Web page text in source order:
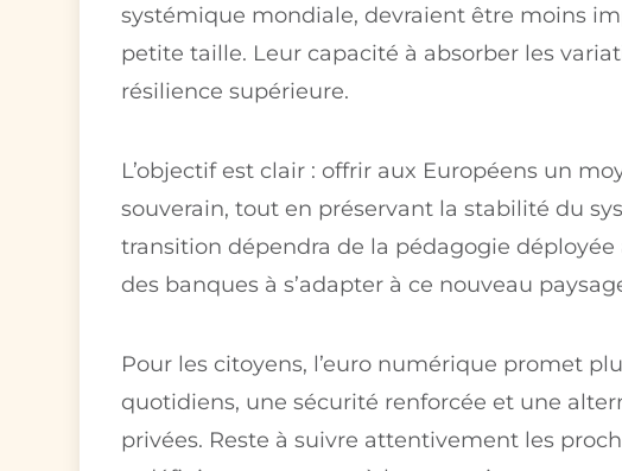
systémique mondiale, devraient être moins
petite taille. Leur capacité à absorber les
résilience supérieure.
L’objectif est clair : offrir aux Européens un
souverain, tout en préservant la stabilité du
transition dépendra de la pédagogie
des banques à s’adapter à ce nouveau
Pour les citoyens, l’euro numérique promet
quotidiens, une sécurité renforcée et une
privées. Reste à suivre attentivement les